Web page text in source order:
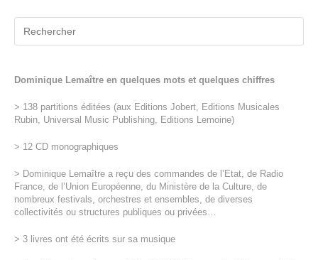
Dominique Lemaître en quelques mots et quelques chiffres
> 138 partitions éditées (aux Editions Jobert, Editions Musicales
Rubin, Universal Music Publishing, Editions Lemoine)
> 12 CD monographiques
> Dominique Lemaître a reçu des commandes de l’Etat, de Radio
France, de l’Union Européenne, du Ministère de la Culture, de
nombreux festivals, orchestres et ensembles, de diverses
collectivités ou structures publiques ou privées…
> 3 livres ont été écrits sur sa musique